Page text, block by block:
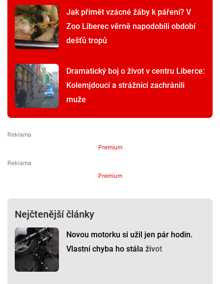
Jak přimět vzácné žáby k páření? V
Zoo Liberec věrně napodobili období
dešťů tropů
Dramatický boj o život v centru Liberce:
Kolemjdoucí a strážníci zachránili
muže
Premium
Premium
Nejčtenější články
Novou motorku si užil jen pár hodin.
Vlastní chyba ho stála život